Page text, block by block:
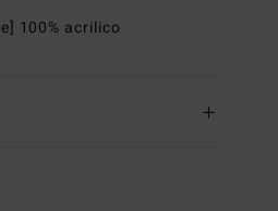
100% acrilico